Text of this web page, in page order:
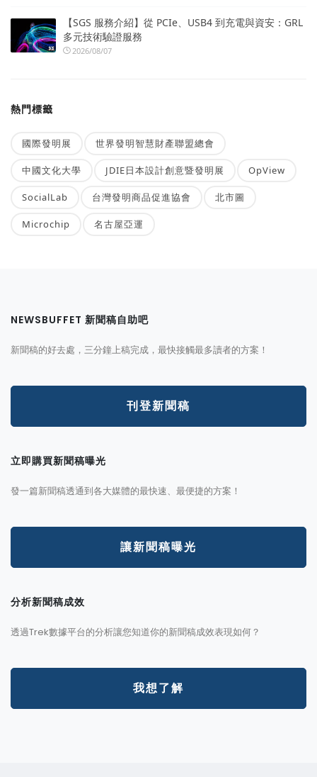
【SGS 服務介紹】從 PCIe、USB4 到充電與資安：GRL
多元技術驗證服務
2026/08/07
熱門標籤
國際發明展 世界發明智慧財產聯盟總會
中國文化大學 JDIE日本設計創意暨發明展 OpView
SocialLab 台灣發明商品促進協會 北市圖
Microchip 名古屋亞運
NEWSBUFFET 新聞稿自助吧
新聞稿的好去處，三分鐘上稿完成，最快接觸最多讀者的方案！
刊登新聞稿
立即購買新聞稿曝光
發一篇新聞稿透通到各大媒體的最快速、最便捷的方案！
讓新聞稿曝光
分析新聞稿成效
透過Trek數據平台的分析讓您知道你的新聞稿成效表現如何？
我想了解